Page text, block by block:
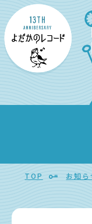
TOP お知ら